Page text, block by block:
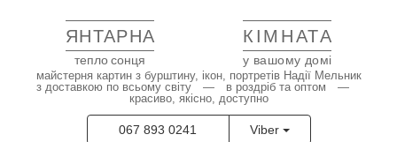
ЯНТАРНА КІМНАТА
тепло сонця у вашому домі
майстерня картин з бурштину, ікон, портретів Надії Мельник
з доставкою по всьому світу — в роздріб та оптом —
красиво, якісно, доступно
067 893 0241 Viber